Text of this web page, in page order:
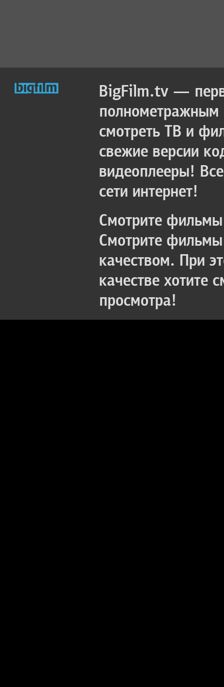
BigFilm.tv —
полнометражным
смотреть ТВ и
свежие версии
видеоплееры!
сети интернет!
Смотрите
Смотрите
качеством. При
качестве хотите
просмотра!